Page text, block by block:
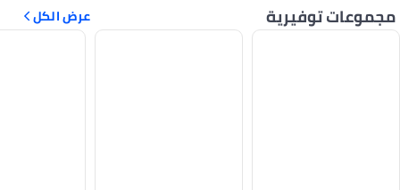
مجموعات توفيرية عرض الكل